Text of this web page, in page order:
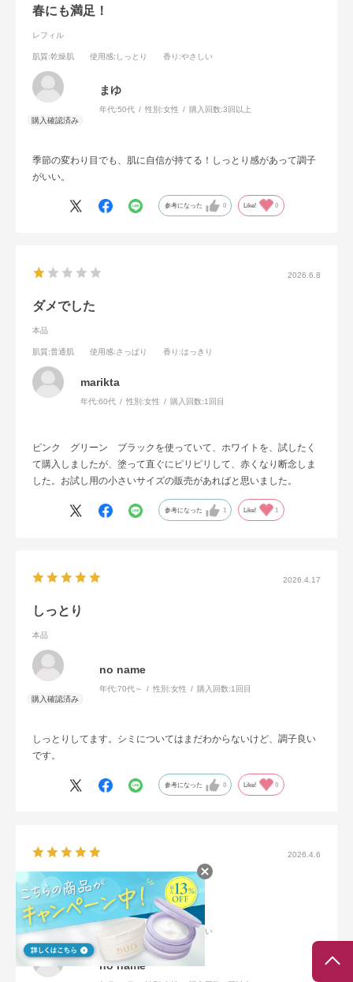
春にも満足！
レフィル
肌質:乾燥肌 使用感:しっとり 香り :やさしい
まゆ
年代:50代 性別:女性 購入回数:3回以上
季節の変わり目でも、肌に自信が持てる！しっとり感があって調子
がいい。
参考になった 0 Like! 0
2026.6.8
ダメでした
本品
肌質:普通肌 使用感:さっぱり 香り :はっきり
marikta
年代:60代 性別:女性 購入回数:1回目
ピンク グリーン ブラックを使っていて、ホワイトを、試したく
て購入しましたが、塗って直ぐにピリピリして、赤くなり断念しま
した。お試し用の小さいサイズの販売があればと思いました。
参考になった 1 Like! 1
2026.4.17
しっとり
本品
no name
年代:70代～ 性別:女性 購入回数:1回目
しっとりしてます。シミについてはまだわからないけど、調子良い
です。
参考になった 0 Like! 0
2026.4.6
整う
本品
肌質:乾燥肌 :しっとり 香り :やさしい
no name